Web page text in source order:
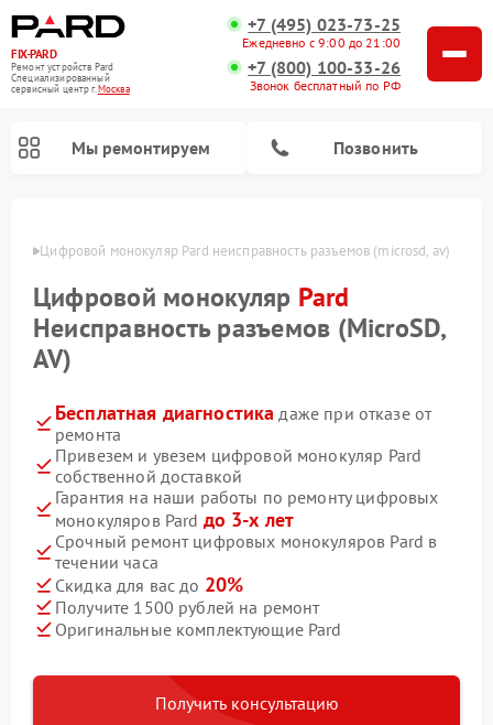
FIX-PARD
Ремонт устройств Pard
Специализированный
cервисный центр г.Москва
+7 (495) 023-73-25
Ежедневно с 9:00 до 21:00
+7 (800) 100-33-26
Звонок бесплатный по РФ
Мы ремонтируем Позвонить
Цифровой монокуляр Pard неисправность разъемов (microsd, av)
Цифровой монокуляр Pard
Неисправность разъемов (MicroSD,
AV)
Бесплатная диагностика даже при отказе от
ремонта
Привезем и увезем цифровой монокуляр Pard
собственной доставкой
Гарантия на наши работы по ремонту цифровых
монокуляров Pard до 3-х лет
Срочный ремонт цифровых монокуляров Pard в
течении часа
Скидка для вас до 20%
Получите 1500 рублей на ремонт
Оригинальные комплектующие Pard
Получить консультацию